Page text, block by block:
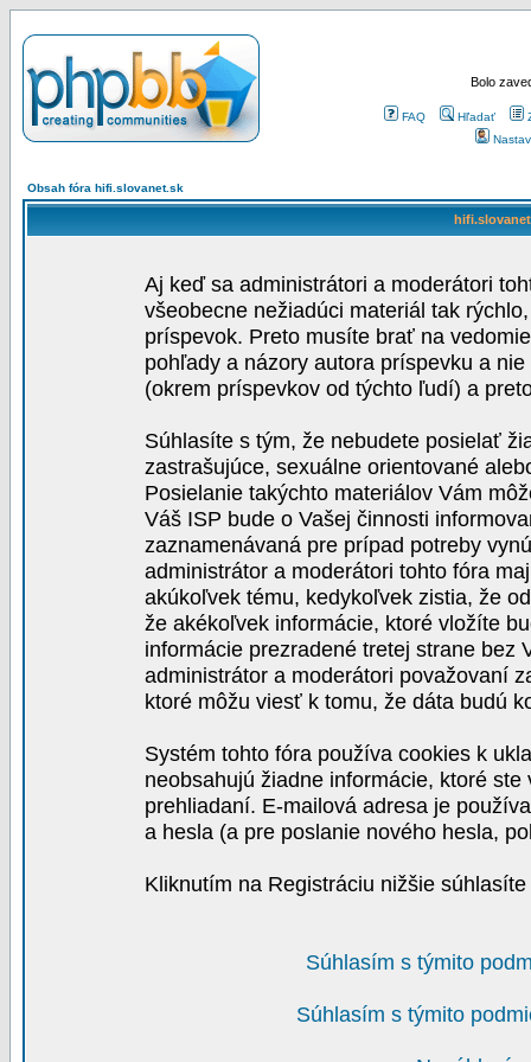
Bolo
FAQ Hľadať
Obsah fóra hifi.slovanet.sk
Aj keď sa administrátori a moderátori
všeobecne nežiadúci materiál tak
príspevok. Preto musíte brať na
pohľady a názory autora príspevku a
(okrem príspevkov od týchto ľudí) a
Súhlasíte s tým, že nebudete posielať
zastrašujúce, sexuálne orientované
Posielanie takýchto materiálov Vám
Váš ISP bude o Vašej činnosti
zaznamenávaná pre prípad potreby
administrátor a moderátori tohto fóra
akúkoľvek tému, kedykoľvek zistia, že
že akékoľvek informácie, ktoré vložíte
informácie prezradené tretej strane bez
administrátor a moderátori považovaní
ktoré môžu viesť k tomu, že dáta budú
Systém tohto fóra používa cookies k
neobsahujú žiadne informácie, ktoré
prehliadaní. E-mailová adresa je
a hesla (a pre poslanie nového hesla,
Kliknutím na Registráciu nižšie
Súhlasím s týmito
Súhlasím s týmito